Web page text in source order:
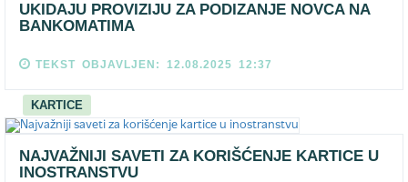
UKIDAJU PROVIZIJU ZA PODIZANJE NOVCA NA
BANKOMATIMA
TEKST OBJAVLJEN: 12.08.2025 12:37
KARTICE
NAJVAŽNIJI SAVETI ZA KORIŠĆENJE KARTICE U
INOSTRANSTVU